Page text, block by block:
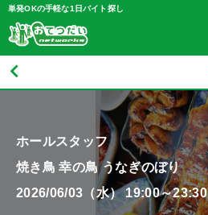
単発OKの手軽な1日バイト探し
ホールスタッフ
焼き鳥 幸の鳥 うなぎのぼり
2026/06/03（水） 19:00～23:30